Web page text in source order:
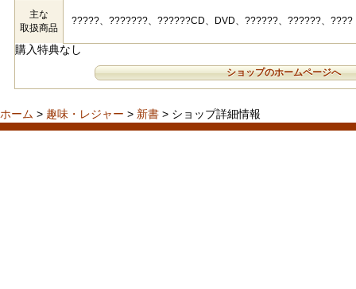
主な
取扱商品
?????、???????、??????CD、DVD、??????、??????、????
購入特典なし
ショップのホームページへ
ホーム > 趣味・レジャー > 新書 > ショップ詳細情報